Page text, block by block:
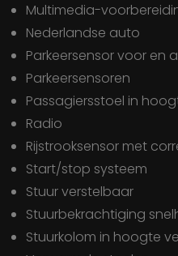
Multimedia-
Nederlandse auto
Parkeersensor voor en
Parkeersensoren
Passagiersstoel in
Radio
Rijstrooksensor met
Start/stop systeem
Stuur verstelbaar
Stuurbekrachtiging
Stuurkolom in hoogte